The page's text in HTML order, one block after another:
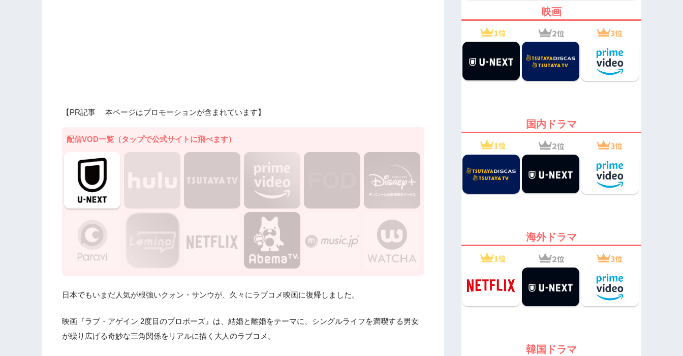
【PR記事 本ページはプロモーションが含まれています】
配信VOD一覧（タップで公式サイトに飛べます）
日本でもいまだ人気が根強いクォン・サンウが、久々にラブコメ映画に復帰しました。
映画『ラブ・アゲイン 2度目のプロポーズ』は、結婚と離婚をテーマに、シングルライフを満喫する男女
が繰り広げる奇妙な三角関係をリアルに描く大人のラブコメ。
映画
国内ドラマ
海外ドラマ
韓国ドラマ